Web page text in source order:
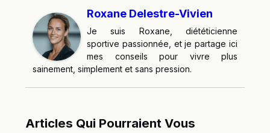
Roxane Delestre-Vivien
Je suis Roxane, diététicienne
sportive passionnée, et je partage ici
mes conseils pour vivre plus
sainement, simplement et sans pression.
Articles Qui Pourraient Vous